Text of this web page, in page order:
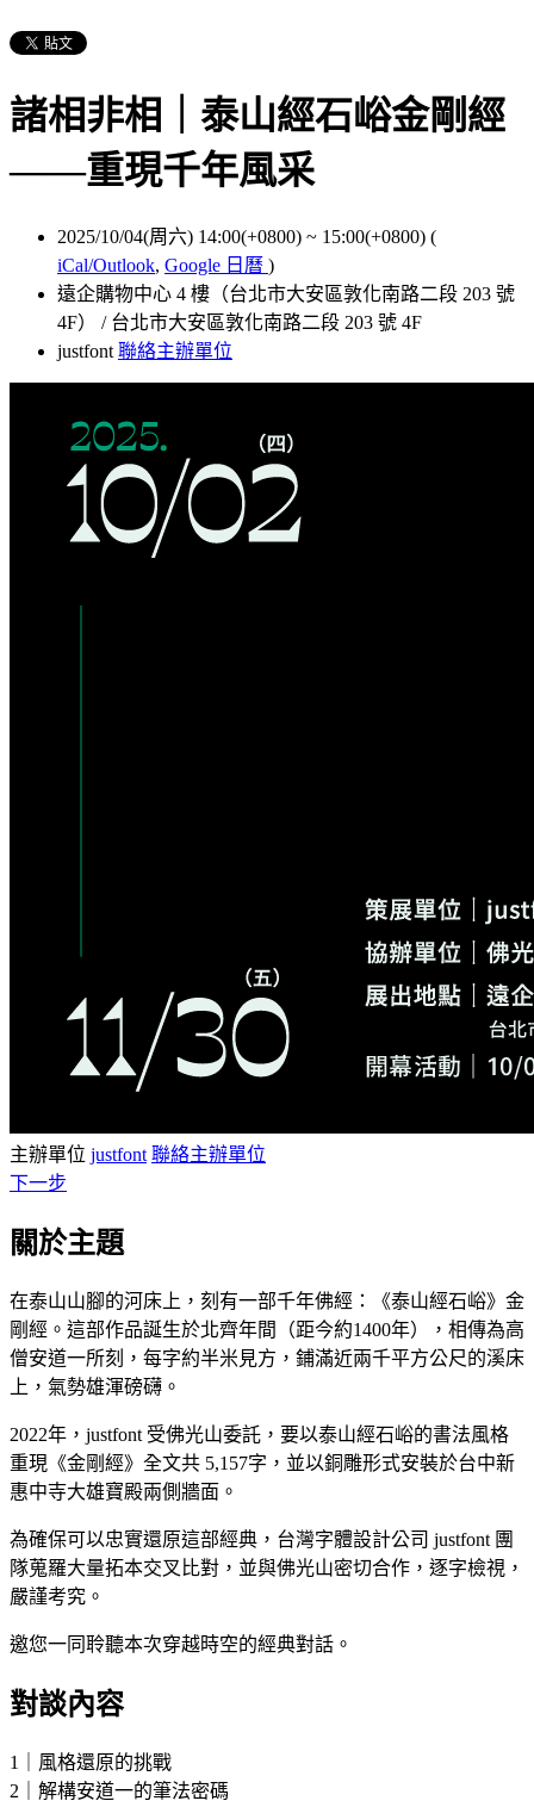
諸相非相｜泰山經石峪金剛經
——重現千年風采
2025/10/04(周六) 14:00(+0800) ~ 15:00(+0800) (
iCal/Outlook, Google 日曆 )
遠企購物中心 4 樓（台北市大安區敦化南路二段 203 號
4F） / 台北市大安區敦化南路二段 203 號 4F
justfont 聯絡主辦單位
主辦單位 justfont 聯絡主辦單位
下一步
關於主題
在泰山山腳的河床上，刻有一部千年佛經：《泰山經石峪》金
剛經。這部作品誕生於北齊年間（距今約1400年），相傳為高
僧安道一所刻，每字約半米見方，鋪滿近兩千平方公尺的溪床
上，氣勢雄渾磅礴。
2022年，justfont 受佛光山委託，要以泰山經石峪的書法風格
重現《金剛經》全文共 5,157字，並以銅雕形式安裝於台中新
惠中寺大雄寶殿兩側牆面。
為確保可以忠實還原這部經典，台灣字體設計公司 justfont 團
隊蒐羅大量拓本交叉比對，並與佛光山密切合作，逐字檢視，
嚴謹考究。
邀您一同聆聽本次穿越時空的經典對話。
對談內容
1｜風格還原的挑戰
2｜解構安道一的筆法密碼